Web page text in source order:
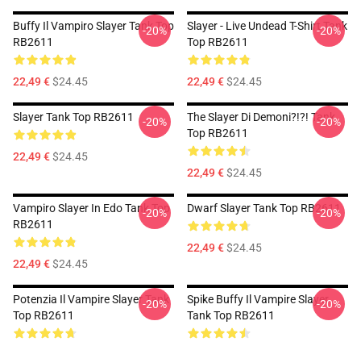
Buffy Il Vampiro Slayer Tank Top
RB2611
22,49 €$24.45
-20%
Slayer - Live Undead T-Shirt Tank
Top RB2611
22,49 €$24.45
-20%
Slayer Tank Top RB2611
22,49 €$24.45
-20%
The Slayer Di Demoni?!?! Tank
Top RB2611
22,49 €$24.45
-20%
Vampiro Slayer In Edo Tank Top
RB2611
22,49 €$24.45
-20% Dwarf Slayer Tank Top RB2611
22,49 €$24.45
-20%
Potenzia Il Vampire Slayer Tank
Top RB2611
-20%
Spike Buffy Il Vampire Slayer
Tank Top RB2611
-20%